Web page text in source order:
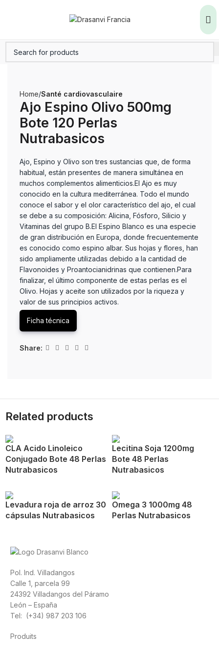
Home Santé cardiovasculaire
Ajo Espino Olivo 500mg
Bote 120 Perlas
Nutrabasicos
Ajo, Espino y Olivo son tres sustancias que, de forma
habitual, están presentes de manera simultánea en
muchos complementos alimenticios.El Ajo es muy
conocido en la cultura mediterránea. Todo el mundo
conoce el sabor y el olor característico del ajo, el cual
se debe a su composición: Alicina, Fósforo, Silicio y
Vitaminas del grupo B.El Espino Blanco es una especie
de gran distribución en Europa, donde frecuentemente
es conocido como espino albar. Sus hojas y flores, han
sido ampliamente utilizadas debido a la cantidad de
Flavonoides y Proantocianidrinas que contienen.Para
finalizar, el último componente de estas perlas es el
Olivo. Hojas y aceite son utilizados por la riqueza y
valor de sus principios activos.
Ficha técnica
Share:
Related products
CLA Acido Linoleico
Conjugado Bote 48 Perlas
Nutrabasicos
Lecitina Soja 1200mg
Bote 48 Perlas
Nutrabasicos
Levadura roja de arroz 30
cápsulas Nutrabasicos
Omega 3 1000mg 48
Perlas Nutrabasicos
Pol. Ind. Villadangos
Calle 1, parcela 99
24392 Villadangos del Páramo
León – España
Tel: (+34) 987 203 106
Produits